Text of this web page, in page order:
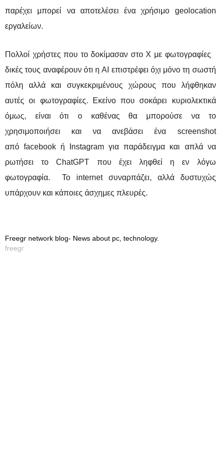
παρέχει μπορεί να αποτελέσει ένα χρήσιμο geolocation
εργαλείων.
Πολλοί χρήστες που το δοκίμασαν στο X με φωτογραφίες
δικές τους αναφέρουν ότι η AI επιστρέφει όχι μόνο τη σωστή
πόλη αλλά και συγκεκριμένους χώρους που λήφθηκαν
αυτές οι φωτογραφίες. Εκείνο που σοκάρει κυριολεκτικά
όμως, είναι ότι ο καθένας θα μπορούσε να το
χρησιμοποιήσει και να ανεβάσει ένα screenshot
από facebook ή Instagram για παράδειγμα και απλά να
ρωτήσει το ChatGPT που έχει ληφθεί η εν λόγω
φωτογραφία. Το internet συναρπάζει, αλλά δυστυχώς
υπάρχουν και κάποιες άσχημες πλευρές.
Freegr network blog- News about pc, technology.
freegr